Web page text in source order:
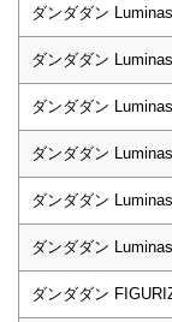
ダンダダン
ダンダダン
ダンダダン
ダンダダン
ダンダダン
ダンダダン
ダンダダン